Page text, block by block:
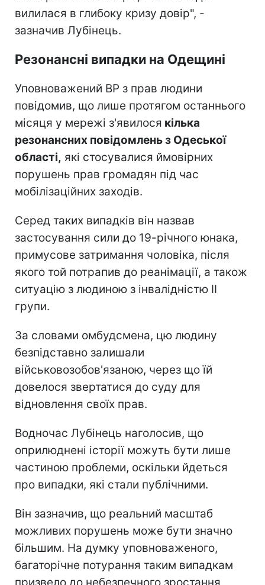
вилилася в глибоку кризу довір", -
зазначив Лубінець.
Резонансні випадки на Одещині
Уповноважений ВР з прав людини
повідомив, що лише протягом останнього
місяця у мережі з'явилося кілька
резонансних повідомлень з Одеської
області, які стосувалися ймовірних
порушень прав громадян під час
мобілізаційних заходів.
Серед таких випадків він назвав
застосування сили до 19-річного юнака,
примусове затримання чоловіка, після
якого той потрапив до реанімації, а також
ситуацію з людиною з інвалідністю II
групи.
За словами омбудсмена, цю людину
безпідставно залишали
військовозобов'язаною, через що їй
довелося звертатися до суду для
відновлення своїх прав.
Водночас Лубінець наголосив, що
оприлюднені історії можуть бути лише
частиною проблеми, оскільки йдеться
про випадки, які стали публічними.
Він зазначив, що реальний масштаб
можливих порушень може бути значно
більшим. На думку уповноваженого,
багаторічне потурання таким випадкам
призвело до небезпечного зростання